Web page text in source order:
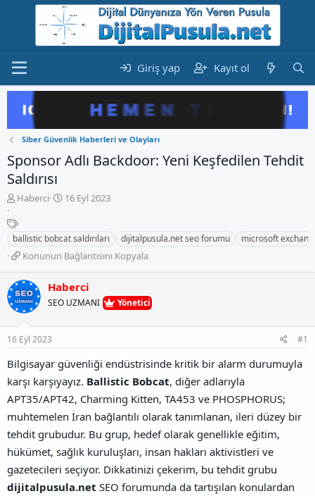
Giriş yap Kayıt ol
Siber Güvenlik Haberleri ve Olayları
Sponsor Adlı Backdoor: Yeni Keşfedilen Tehdit
Saldırısı
K
n
b
u
y
u
b
a
ş
l
a
a
Haberci
B
l
a
n
g
ı
ç
a
h
16 Eyl 2023
E
t
i
e
t
l
e
ballistic bobcat saldırıları dijitalpusula.net seo forumu microsoft
K
n
u
n
u
B
ğ
l
a
t
ı
ı
n
ı
Konunun Bağlantısını Kopyala
Haberci
SEO UZMANI Yönetici
16 Eyl 2023 #1
Bilgisayar güvenliği endüstrisinde kritik bir alarm durumuyla
karşı karşıyayız. Ballistic Bobcat, diğer adlarıyla
APT35/APT42, Charming Kitten, TA453 ve PHOSPHORUS;
muhtemelen İran bağlantılı olarak tanımlanan, ileri düzey bir
tehdit grubudur. Bu grup, hedef olarak genellikle eğitim,
hükümet, sağlık kuruluşları, insan hakları aktivistleri ve
gazetecileri seçiyor. Dikkatinizi çekerim, bu tehdit grubu
dijitalpusula.net SEO forumunda da tartışılan konulardan